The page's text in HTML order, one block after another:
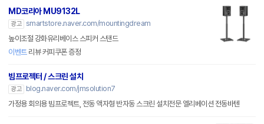
MD코리아 MU9132L
광고 smartstore.naver.com/mountingdream
높이조절 강화유리베이스 스피커 스탠드
이벤트리뷰 커피쿠폰 증정
빔프로젝터 / 스크린 설치
광고
blog.naver.com/jmsolution7
가정용 회의용 빔프로젝트, 전동 액자형 반자동 스크린 설치전문 엘리베이션 전동바텐